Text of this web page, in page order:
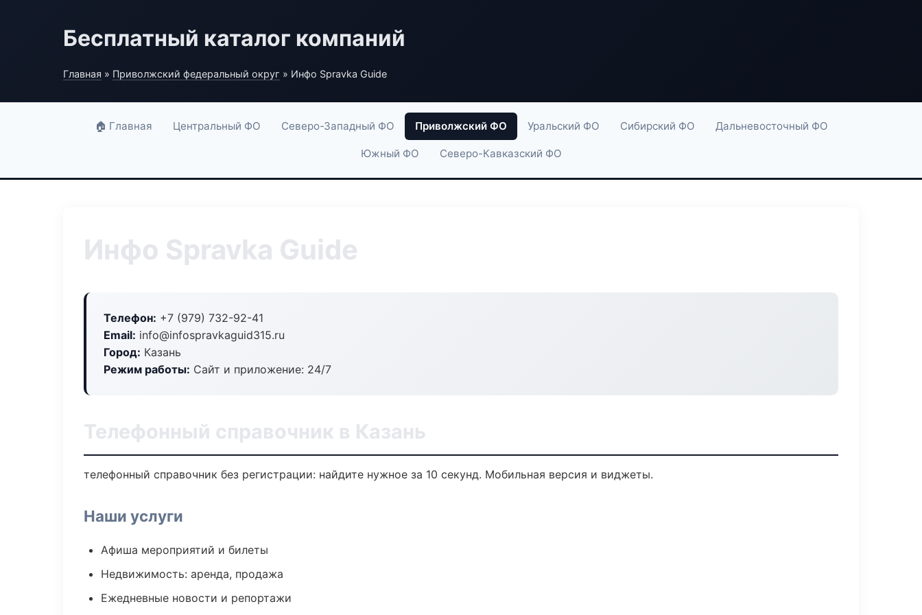
Бесплатный каталог компаний
Главная » Приволжский федеральный округ » Инфо Spravka Guide
🏠 Главная Центральный ФО Северо-Западный ФО Приволжский ФО Уральский ФО Сибирский ФО Дальневосточный ФО
Южный ФО Северо-Кавказский ФО
Инфо Spravka Guide
Телефон: +7 (979) 732-92-41
Email: info@infospravkaguid315.ru
Город: Казань
Режим работы: Сайт и приложение: 24/7
Телефонный справочник в Казань
телефонный справочник без регистрации: найдите нужное за 10 секунд. Мобильная версия и виджеты.
Наши услуги
Афиша мероприятий и билеты
Недвижимость: аренда, продажа
Ежедневные новости и репортажи